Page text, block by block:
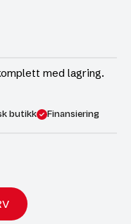
med lagring.
butikk Finansiering